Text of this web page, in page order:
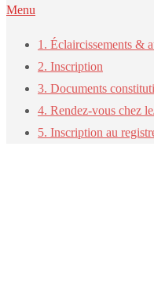
Menu
1. Éclaircissements &
2. Inscription
3. Documents
4. Rendez-vous chez
5. Inscription au